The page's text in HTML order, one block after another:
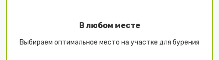
В любом месте
Выбираем оптимальное место на участке для бурения